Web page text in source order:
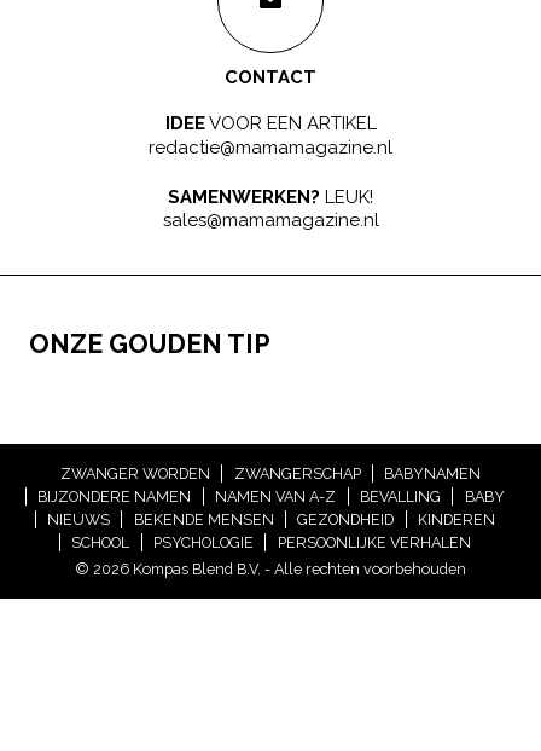
CONTACT
IDEEVOOR EEN ARTIKEL
redactie@mamamagazine.nl
SAMENWERKEN? LEUK!
sales@mamamagazine.nl
ONZE GOUDEN TIP
ZWANGER WORDEN ZWANGERSCHAP
BABYNAMEN
BIJZONDERE NAMEN
NAMEN VAN A-Z BEVALLING
BABY
NIEUWS
BEKENDE MENSEN GEZONDHEID
KINDEREN
SCHOOL
PSYCHOLOGIE
PERSOONLIJKE VERHALEN
© 2026 Kompas Blend B.V. - Alle rechten voorbehouden